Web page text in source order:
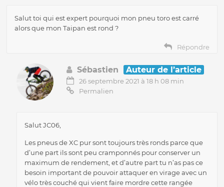
Salut toi qui est expert pourquoi mon pneu toro est carré
alors que mon Taipan est rond ?
Répondre
Sébastien Auteur de l’article
26 septembre 2021 à 18 h 08 min
Permalien
Salut JC06,
Les pneus de XC pur sont toujours très ronds parce que
d’une part ils sont peu cramponnés pour conserver un
maximum de rendement, et d’autre part tu n’as pas ce
besoin important de pouvoir attaquer en virage avec un
vélo très couché qui vient faire mordre cette rangée